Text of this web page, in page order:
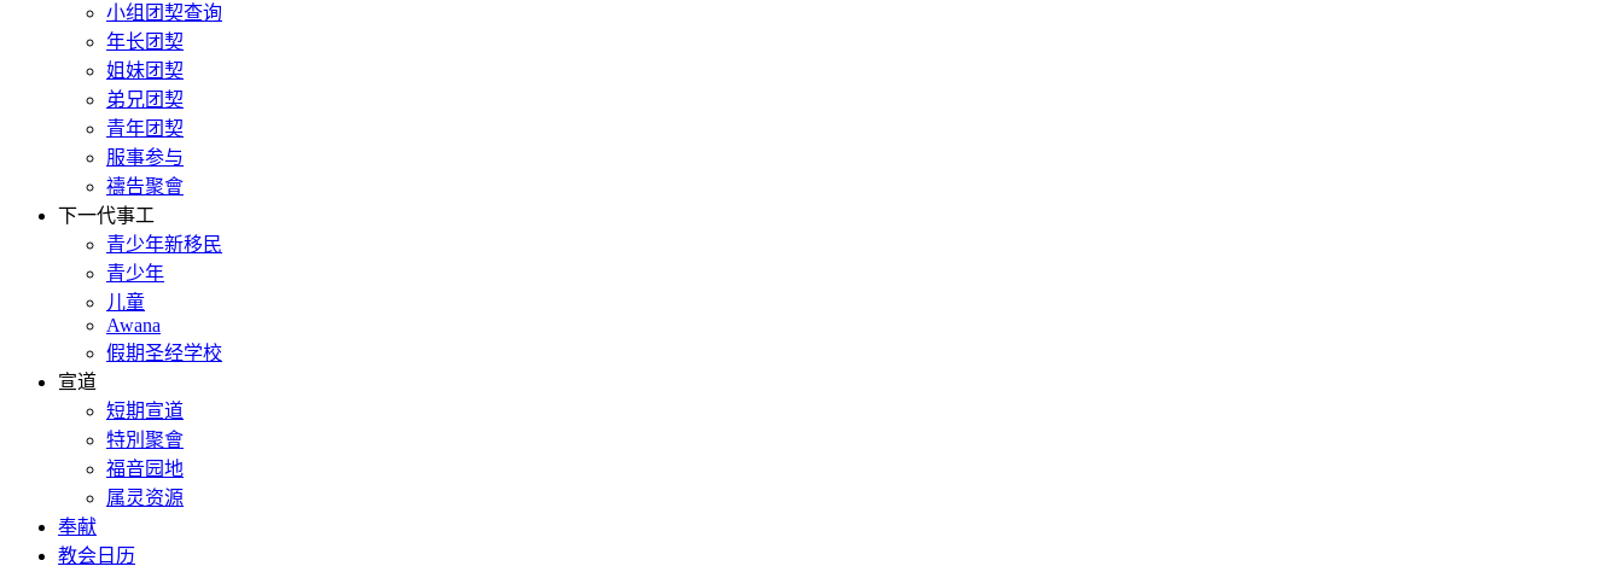
小组团契查询
年长团契
姐妹团契
弟兄团契
青年团契
服事参与
禱告聚會
下一代事工
青少年新移民
青少年
儿童
Awana
假期圣经学校
宣道
短期宣道
特別聚會
福音园地
属灵资源
奉献
教会日历